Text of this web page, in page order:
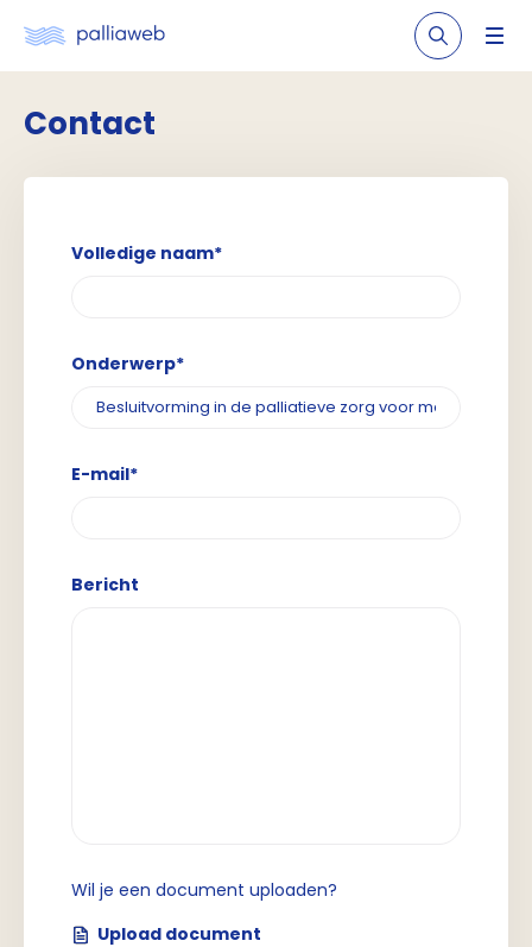
Contact
Volledige naam*
Onderwerp*
E-mail*
Bericht
Wil je een document uploaden?
Upload document